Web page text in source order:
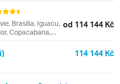
Brasília, Iguacu,
Copacabana,
Salvador da
od 114 144 Kč
114 144 Kč